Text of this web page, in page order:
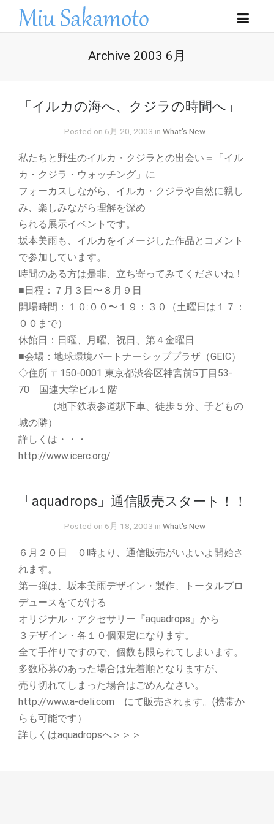
Archive 2003 6月
「イルカの海へ、クジラの時間へ」
Posted on 6月 20, 2003 in What's New
私たちと野生のイルカ・クジラとの出会い＝「イル
カ・クジラ・ウォッチング」に
フォーカスしながら、イルカ・クジラや自然に親し
み、楽しみながら理解を深め
られる展示イベントです。
坂本美雨も、イルカをイメージした作品とコメント
で参加しています。
時間のある方は是非、立ち寄ってみてくださいね！
■日程：７月３日〜８月９日
開場時間：１０:００〜１９：３０（土曜日は１７：
００まで）
休館日：日曜、月曜、祝日、第４金曜日
■会場：地球環境パートナーシッププラザ（GEIC）
◇住所 〒150-0001 東京都渋谷区神宮前5丁目53-
70 国連大学ビル１階
（地下鉄表参道駅下車、徒歩５分、子どもの
城の隣）
詳しくは・・・
http://www.icerc.org/
「aquadrops」通信販売スタート！！
Posted on 6月 18, 2003 in What's New
６月２０日 ０時より、通信販売がいよいよ開始さ
れます。
第一弾は、坂本美雨デザイン・製作、トータルプロ
デュースをてがける
オリジナル・アクセサリー『aquadrops』から
３デザイン・各１０個限定になります。
全て手作りですので、個数も限られてしまいます。
多数応募のあった場合は先着順となりますが、
売り切れてしまった場合はごめんなさい。
http://www.a-deli.com にて販売されます。(携帯か
らも可能です）
詳しくはaquadropsへ＞＞＞